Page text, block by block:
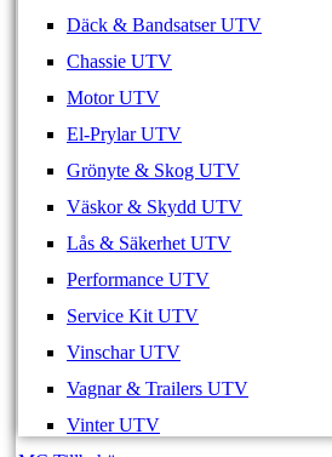
Däck & Bandsatser UTV
Chassie UTV
Motor UTV
El-Prylar UTV
Grönyte & Skog UTV
Väskor & Skydd UTV
Lås & Säkerhet UTV
Performance UTV
Service Kit UTV
Vinschar UTV
Vagnar & Trailers UTV
Vinter UTV